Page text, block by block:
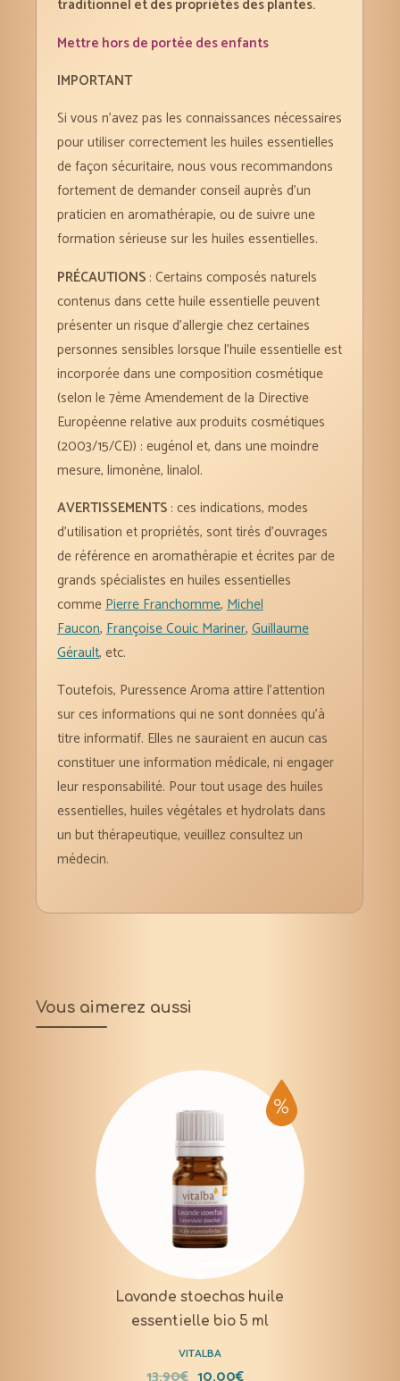
traditionnel et des propriétés des plantes.
Mettre hors de portée des enfants
IMPORTANT
Si vous n’avez pas les connaissances nécessaires
pour utiliser correctement les huiles essentielles
de façon sécuritaire, nous vous recommandons
fortement de demander conseil auprès d’un
praticien en aromathérapie, ou de suivre une
formation sérieuse sur les huiles essentielles.
PRÉCAUTIONS : Certains composés naturels
contenus dans cette huile essentielle peuvent
présenter un risque d’allergie chez certaines
personnes sensibles lorsque l’huile essentielle est
incorporée dans une composition cosmétique
(selon le 7ème Amendement de la Directive
Européenne relative aux produits cosmétiques
(2003/15/CE)) : eugénol et, dans une moindre
mesure, limonène, linalol.
AVERTISSEMENTS : ces indications, modes
d’utilisation et propriétés, sont tirés d’ouvrages
de référence en aromathérapie et écrites par de
grands spécialistes en huiles essentielles
commePierre Franchomme,Michel
Faucon,Françoise Couic Mariner,Guillaume
Gérault, etc.
Toutefois, Puressence Aroma attire l’attention
sur ces informations qui ne sont données qu’à
titre informatif. Elles ne sauraient en aucun cas
constituer une information médicale, ni engager
leur responsabilité. Pour tout usage des huiles
essentielles, huiles végétales et hydrolats dans
un but thérapeutique, veuillez consultez un
médecin.
Vous aimerez aussi
Lavande stoechas huile
essentielle bio 5 ml
VITALBA
13,90€ 10,00€